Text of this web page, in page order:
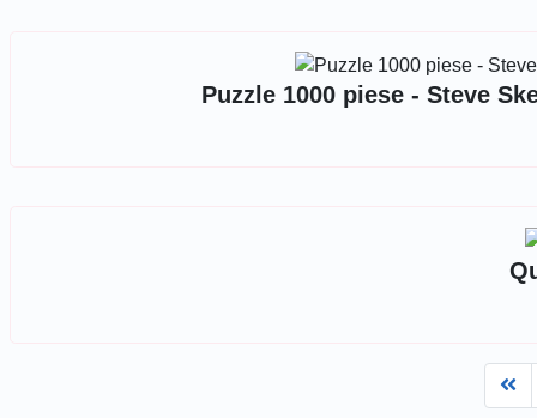
Puzzle 1000 piese - Steve